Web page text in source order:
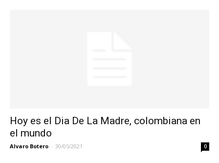
Hoy es el Dia De La Madre, colombiana en
el mundo
Alvaro Botero - 30/05/2021 0